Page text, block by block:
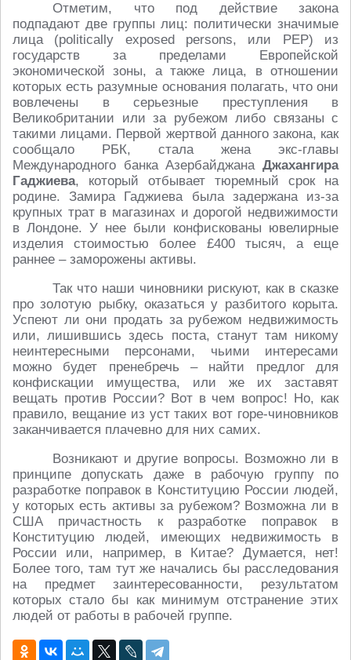
Отметим, что под действие закона
подпадают две группы лиц: политически значимые
лица (politically exposed persons, или РЕР) из
государств за пределами Европейской
экономической зоны, а также лица, в отношении
которых есть разумные основания полагать, что они
вовлечены в серьезные преступления в
Великобритании или за рубежом либо связаны с
такими лицами. Первой жертвой данного закона, как
сообщало РБК, стала жена экс-главы
Международного банка Азербайджана Джахангира
Гаджиева, который отбывает тюремный срок на
родине. Замира Гаджиева была задержана из-за
крупных трат в магазинах и дорогой недвижимости
в Лондоне. У нее были конфискованы ювелирные
изделия стоимостью более £400 тысяч, а еще
раннее – заморожены активы.
Так что наши чиновники рискуют, как в сказке
про золотую рыбку, оказаться у разбитого корыта.
Успеют ли они продать за рубежом недвижимость
или, лишившись здесь поста, станут там никому
неинтересными персонами, чьими интересами
можно будет пренебречь – найти предлог для
конфискации имущества, или же их заставят
вещать против России? Вот в чем вопрос! Но, как
правило, вещание из уст таких вот горе-чиновников
заканчивается плачевно для них самих.
Возникают и другие вопросы. Возможно ли в
принципе допускать даже в рабочую группу по
разработке поправок в Конституцию России людей,
у которых есть активы за рубежом? Возможна ли в
США причастность к разработке поправок в
Конституцию людей, имеющих недвижимость в
России или, например, в Китае? Думается, нет!
Более того, там тут же начались бы расследования
на предмет заинтересованности, результатом
которых стало бы как минимум отстранение этих
людей от работы в рабочей группе.